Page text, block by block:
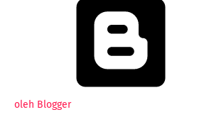
oleh Blogger